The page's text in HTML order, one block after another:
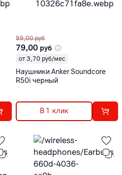
99,00 руб
79,00 руб
от 3,70 руб/мес
Наушники Anker Soundcore
R50i черный
В 1 клик